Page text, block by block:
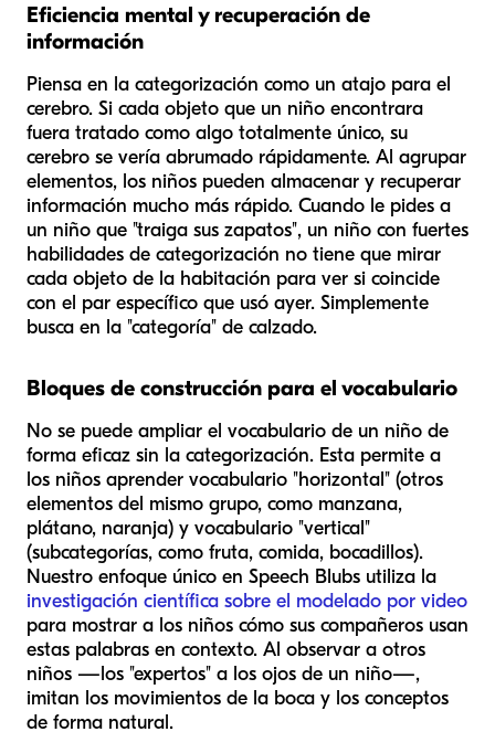
Eficiencia mental y recuperación de
información
Piensa en la categorización como un atajo para el
cerebro. Si cada objeto que un niño encontrara
fuera tratado como algo totalmente único, su
cerebro se vería abrumado rápidamente. Al agrupar
elementos, los niños pueden almacenar y recuperar
información mucho más rápido. Cuando le pides a
un niño que "traiga sus zapatos", un niño con fuertes
habilidades de categorización no tiene que mirar
cada objeto de la habitación para ver si coincide
con el par específico que usó ayer. Simplemente
busca en la "categoría" de calzado.
Bloques de construcción para el vocabulario
No se puede ampliar el vocabulario de un niño de
forma eficaz sin la categorización. Esta permite a
los niños aprender vocabulario "horizontal" (otros
elementos del mismo grupo, como manzana,
plátano, naranja) y vocabulario "vertical"
(subcategorías, como fruta, comida, bocadillos).
Nuestro enfoque único en Speech Blubs utiliza la
investigación científica sobre el modelado por video
para mostrar a los niños cómo sus compañeros usan
estas palabras en contexto. Al observar a otros
niños —los "expertos" a los ojos de un niño—,
imitan los movimientos de la boca y los conceptos
de forma natural.